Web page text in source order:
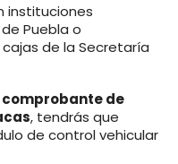
instituciones
Puebla o
de la Secretaría
comprobante de
, tendrás que
de control vehicular